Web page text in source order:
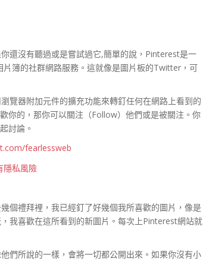
你還沒有聽過或是嘗試過它,簡單的說，Pinterest是一
簿的社群網路服務。這就像是圖片板的Twitter，可
覽器附加元件的擴充功能來轉釘任何在網路上看到的
你的，那你可以關注（Follow）他們或是被關注。你
討論。
fearlessweb
個禮拜裡，我已經釘了好幾個我所喜歡的圖片，像是
我喜歡在這所看到的新圖片。每次上Pinterest網站就
們所說的一樣，會將一切都公開出來。如果你沒有小